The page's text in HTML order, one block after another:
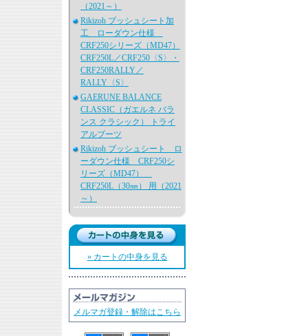
（2021～）
Rikizoh ブッシュシート加
工 ローダウン仕様
CRF250シリーズ（MD47）
CRF250L／CRF250〈S〉・
CRF250RALLY／
RALLY〈S〉
GAERUNE BALANCE
CLASSIC（ガエルネ バラ
ンス クラシック） トライ
アルブーツ
Rikizoh ブッシュシート ロ
ーダウン仕様 CRF250シ
リーズ（MD47）
CRF250L（30㎜） 用（2021
～）
» カートの中身を見る
メルマガ登録・解除はこちら